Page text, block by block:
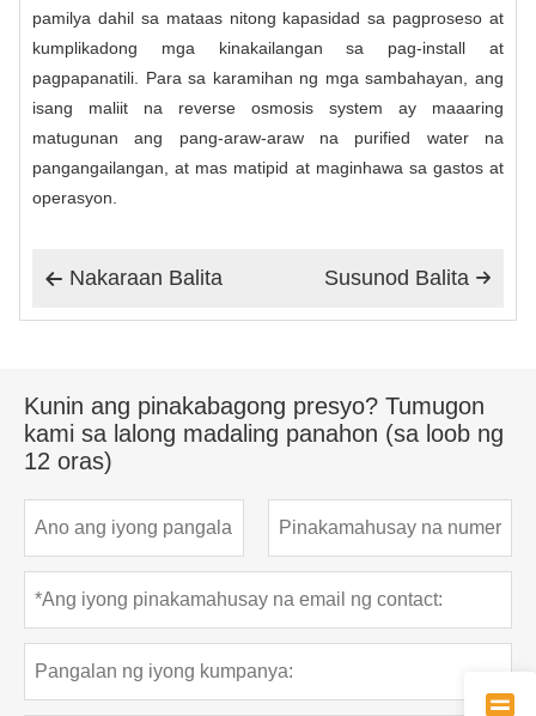
pamilya dahil sa mataas nitong kapasidad sa pagproseso at
kumplikadong mga kinakailangan sa pag-install at
pagpapanatili. Para sa karamihan ng mga sambahayan, ang
isang maliit na reverse osmosis system ay maaaring
matugunan ang pang-araw-araw na purified water na
pangangailangan, at mas matipid at maginhawa sa gastos at
operasyon.
 Nakaraan Balita 
Susunod Balita
Kunin ang pinakabagong presyo? Tumugon
kami sa lalong madaling panahon (sa loob ng
12 oras)
